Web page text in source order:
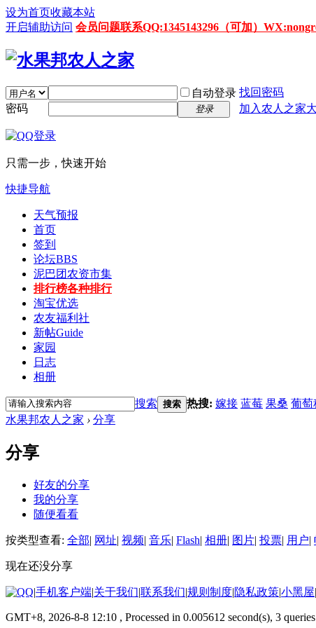
设为首页收藏本站
开启辅助访问 会员问题联系QQ:1345143296（可加）
自动登录 找回密码
密码
登录 加入农人之家
只需一步，快速开始
快捷导航
天气预报
首页
签到
论坛BBS
泥巴团农资市集
排行榜各种排行
淘宝优选
农友福利社
新帖Guide
家园
日志
相册
搜索 搜索 热搜: 嫁接 蓝莓 果桑 葡萄
水果邦农人之家 › 分享
分享
好友的分享
我的分享
随便看看
按类型查看: 全部| 网址| 视频| 音乐| Flash| 相册| 图片| 投票| 用户|
现在还没分享
|手机客户端|关于我们|联系我们|规则制度|隐私政策|小黑屋|
GMT+8, 2026-8-8 12:10 , Processed in 0.005612 second(s), 3